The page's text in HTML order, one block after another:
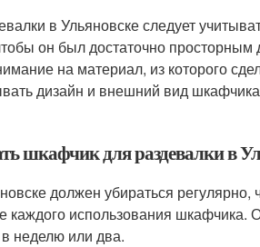
в Ульяновске следует
он был достаточно
на материал, из которого
дизайн и внешний вид
шкафчик для раздевалки в
должен убираться регулярно,
каждого использования шкафчика.
в неделю или два.